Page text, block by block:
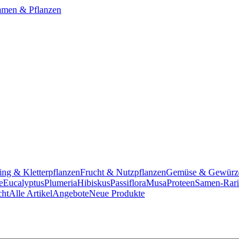
& KletterpflanzenFrucht & NutzpflanzenGemüse &
EucalyptusPlumeriaHibiskusPassifloraMusaProteenSamen-
Alle ArtikelAngeboteNeue Produkte